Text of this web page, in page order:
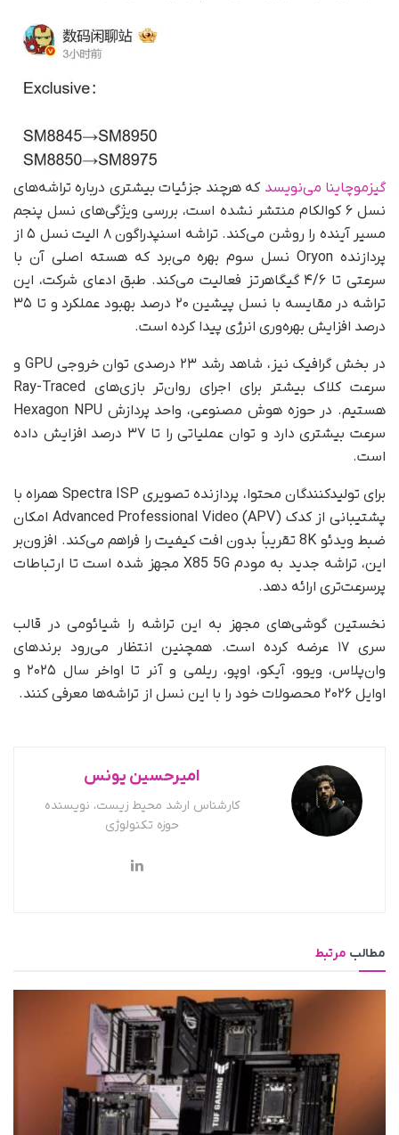
گیزموچاینا می‌نویسد که هرچند جزئیات بیشتری درباره تراشه‌های
نسل ۶ کوالکام منتشر نشده است، بررسی ویژگی‌های نسل پنجم
مسیر آینده را روشن می‌کند. تراشه اسنپدراگون ۸ الیت نسل ۵ از
پردازنده Oryon نسل سوم بهره می‌برد که هسته اصلی آن با
سرعتی تا ۴/۶ گیگاهرتز فعالیت می‌کند. طبق ادعای شرکت، این
تراشه در مقایسه با نسل پیشین ۲۰ درصد بهبود عملکرد و تا ۳۵
درصد افزایش بهره‌وری انرژی پیدا کرده است.
در بخش گرافیک نیز، شاهد رشد ۲۳ درصدی توان خروجی GPU و
سرعت کلاک بیشتر برای اجرای روان‌تر بازی‌های Ray-Traced
هستیم. در حوزه هوش مصنوعی، واحد پردازش Hexagon NPU
سرعت بیشتری دارد و توان عملیاتی را تا ۳۷ درصد افزایش داده
است.
برای تولیدکنندگان محتوا، پردازنده تصویری Spectra ISP همراه با
پشتیبانی از کدک Advanced Professional Video (APV) امکان
ضبط ویدئو 8K تقریباً بدون افت کیفیت را فراهم می‌کند. افزون‌بر
این، تراشه جدید به مودم X85 5G مجهز شده است تا ارتباطات
پرسرعت‌تری ارائه دهد.
نخستین گوشی‌های مجهز به این تراشه را شیائومی در قالب
سری ۱۷ عرضه کرده است. همچنین انتظار می‌رود برندهای
وان‌پلاس، ویوو، آیکو، اوپو، ریلمی و آنر تا اواخر سال ۲۰۲۵ و
اوایل ۲۰۲۶ محصولات خود را با این نسل از تراشه‌ها معرفی کنند.
امیرحسین یونس
کارشناس ارشد محیط زیست، نویسنده
حوزه تکنولوژی
مطالب مرتبط